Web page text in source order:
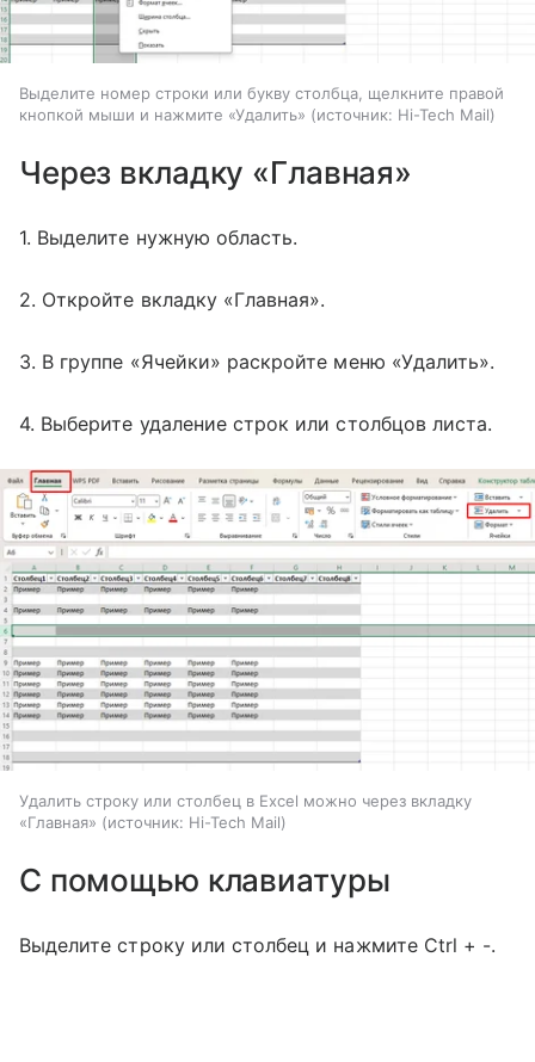
Выделите номер строки или букву столбца, щелкните правой
кнопкой мыши и нажмите «Удалить»
источник: Hi-Tech Mail
Через вкладку «Главная»
1. Выделите нужную область.
2. Откройте вкладку «Главная».
3. В группе «Ячейки» раскройте меню «Удалить».
4. Выберите удаление строк или столбцов листа.
Удалить строку или столбец в Excel можно через вкладку
«Главная»
источник: Hi-Tech Mail
С помощью клавиатуры
Выделите строку или столбец и нажмите Ctrl + -.